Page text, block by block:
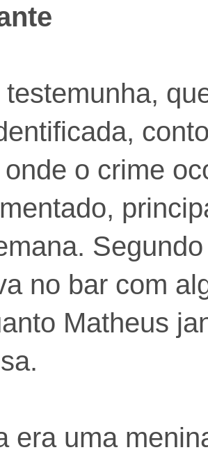
testemunha,
o crime
no bar com
Matheus
era uma